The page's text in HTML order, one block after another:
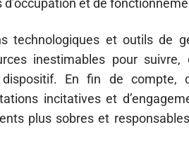
et de
technologiques et outils de
inestimables pour
En fin de compte,
incitatives et
plus sobres et